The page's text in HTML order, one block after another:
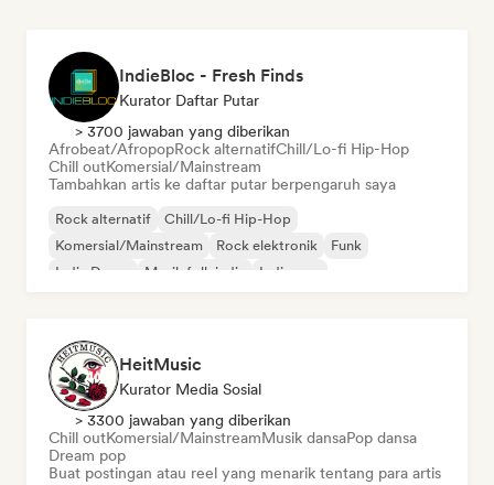
IndieBloc - Fresh Finds
Kurator Daftar Putar
> 3700 jawaban yang diberikan
Afrobeat/AfropopRock alternatifChill/Lo-fi Hip-Hop
Chill outKomersial/Mainstream
Tambahkan artis ke daftar putar berpengaruh saya
Rock alternatif
Chill/Lo-fi Hip-Hop
Komersial/Mainstream
Rock elektronik
Funk
Indie Dance
Musik folk indie Indie pop
HeitMusic
Kurator Media Sosial
> 3300 jawaban yang diberikan
Chill outKomersial/MainstreamMusik dansaPop dansa
Dream pop
Buat postingan atau reel yang menarik tentang para artis